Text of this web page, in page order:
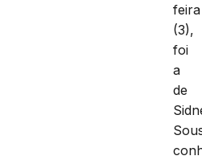
feira
(3),
foi
a
de